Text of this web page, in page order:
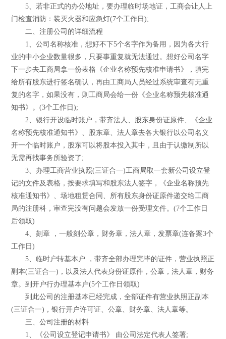
5、若非正式的办公地址，要办理临时场地证，工商会让人上
门检查消防：装灭火器和应急灯(7个工作日);
二、注册公司的详细流程
1、公司名称核准，想好不下5个名字作为备用，因为各大行
业的中小企业数量很多，只要事重复就无法通过。想好公司名字
下一步去工商局拿一份表格《企业名称预先核准申请书》，填完
给所有股东进行签名确认，再由工商局人员经过系统审查有无重
复的名字，如果没有，则工商局会给一份《企业名称预先核准通
知书》。(3个工作日);
2、银行开设临时账户，带齐法人、股东身份证原件、《企业
名称预先核准通知书》、股东章、法人章去各大银行以公司名义
开一个临时账户，股东可以将股本投入其中，且由于认缴制所以
无需再找事务所验资了;
3、办理工商营业执照(三证合一)工商局取一套新公司设立登
记的文件及表格，按要求填写和股东法人签字，《企业名称预先
核准通知书》、场地租赁合同、所有股东身份证原件递交给工商
局的注册科，审查完没有问题会发放一份受理文件。(7个工作日
后领取)
4、刻章 ，一般刻公章，财务章，法人章，发票章(连备案3个
工作日)
5、临时户转基本户 ，带齐全部办理完毕的证件，营业执照正
副本(三证合一)，以及法人代表身份证原件，公章，法人章，财务
章。到开户行办理基本户(5个工作日领取)
到此公司的注册基本已经完成，全部证件有营业执照正副本
(三证合一)，银行开户许可证、公章、财务章、法人章等。
三、公司注册的材料
1、《公司设立登记申请书》 由公司法定代表人签署;